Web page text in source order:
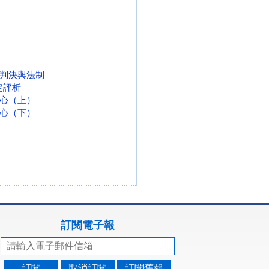
決與法制
評析
（上）
（下）
訂閱電子報